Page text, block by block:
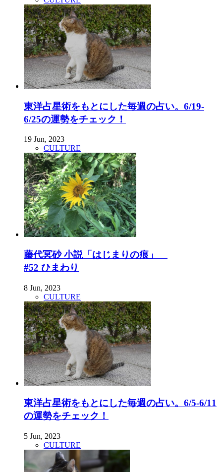
東洋占星術をもとにした毎週の占い。6/19-
6/25の運勢をチェック！
19 Jun, 2023
CULTURE
藤代冥砂 小説「はじまりの痕」
#52 ひまわり
8 Jun, 2023
CULTURE
東洋占星術をもとにした毎週の占い。6/5-6/11
の運勢をチェック！
5 Jun, 2023
CULTURE